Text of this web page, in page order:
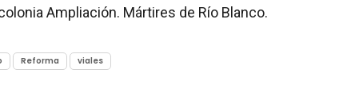
Ampliación. Mártires de Río Blanco.
Reforma viales